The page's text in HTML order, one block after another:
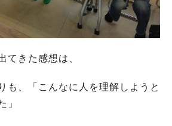
てきた感想は、
も、「こんなに人を理解しようと
」